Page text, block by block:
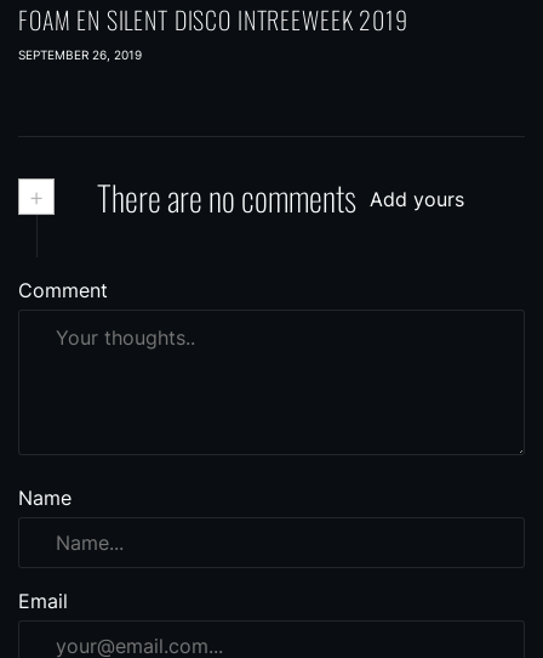
FOAM EN SILENT DISCO INTREEWEEK 2019
SEPTEMBER 26, 2019
+ There are no comments Add yours
Comment
Name
Email